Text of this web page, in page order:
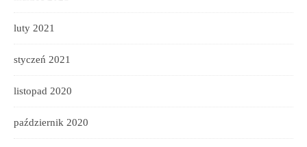
luty 2021
styczeń 2021
listopad 2020
październik 2020